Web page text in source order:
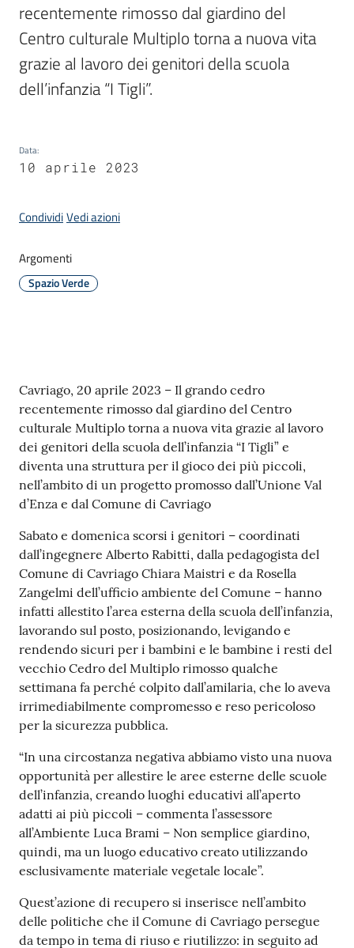
r
i
a
g
o
S
v
i
M
u
o
Tutti
gli
argomenti...
Seguici
su
recentemente rimosso dal giardino del
Centro culturale Multiplo torna a nuova vita
grazie al lavoro dei genitori della scuola
dell’infanzia “I Tigli”.
Data:
10 aprile 2023
CondividiVedi azioni
Argomenti
Spazio Verde
Contenuto
Cavriago, 20 aprile 2023 – Il grando cedro
recentemente rimosso dal giardino del Centro
culturale Multiplo torna a nuova vita grazie al lavoro
dei genitori della scuola dell’infanzia “I Tigli” e
diventa una struttura per il gioco dei più piccoli,
nell’ambito di un progetto promosso dall’Unione Val
d’Enza e dal Comune di Cavriago
Sabato e domenica scorsi i genitori – coordinati
dall’ingegnere Alberto Rabitti, dalla pedagogista del
Comune di Cavriago Chiara Maistri e da Rosella
Zangelmi dell’ufficio ambiente del Comune – hanno
infatti allestito l’area esterna della scuola dell’infanzia,
lavorando sul posto, posizionando, levigando e
rendendo sicuri per i bambini e le bambine i resti del
vecchio Cedro del Multiplo rimosso qualche
settimana fa perché colpito dall’amilaria, che lo aveva
irrimediabilmente compromesso e reso pericoloso
per la sicurezza pubblica.
“In una circostanza negativa abbiamo visto una nuova
opportunità per allestire le aree esterne delle scuole
dell’infanzia, creando luoghi educativi all’aperto
adatti ai più piccoli – commenta l’assessore
all’Ambiente Luca Brami – Non semplice giardino,
quindi, ma un luogo educativo creato utilizzando
esclusivamente materiale vegetale locale”.
Quest’azione di recupero si inserisce nell’ambito
delle politiche che il Comune di Cavriago persegue
da tempo in tema di riuso e riutilizzo: in seguito ad